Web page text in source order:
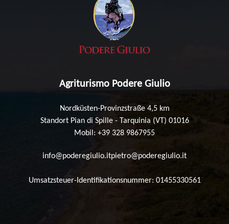
Agriturismo Podere Giulio
Nordküsten-Provinzstraße 4,5 km
Standort Pian di Spille - Tarquinia (VT) 01016
Mobil: +39 328 9867955
info@poderegiulio.itpietro@poderegiulio.it
Umsatzsteuer-Identifikationsnummer: 01455330561